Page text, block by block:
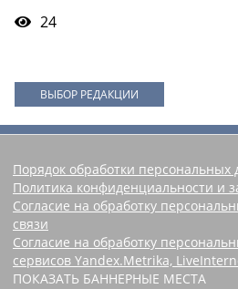
24
ВЫБОР РЕДАКЦИИ
Порядок обработки персональных
Политика конфиденциальности и
Согласие на обработку
связи
Согласие на обработку
сервисов Yandex.Metrika,
ПОКАЗАТЬ БАННЕРНЫЕ МЕСТА